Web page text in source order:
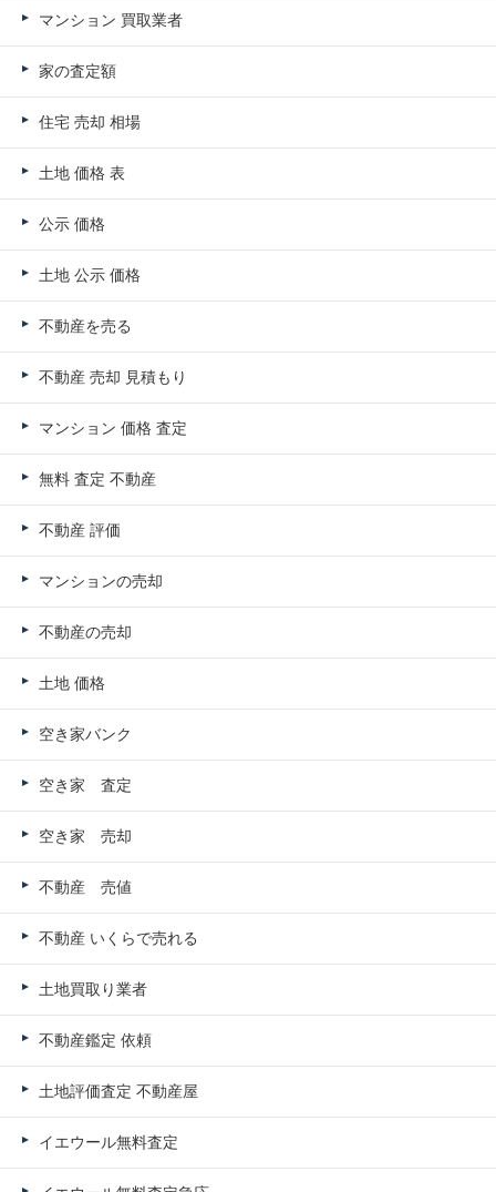
マンション 買取業者
家の査定額
住宅 売却 相場
土地 価格 表
公示 価格
土地 公示 価格
不動産を売る
不動産 売却 見積もり
マンション 価格 査定
無料 査定 不動産
不動産 評価
マンションの売却
不動産の売却
土地 価格
空き家バンク
空き家 査定
空き家 売却
不動産 売値
不動産 いくらで売れる
土地買取り業者
不動産鑑定 依頼
土地評価査定 不動産屋
イエウール無料査定